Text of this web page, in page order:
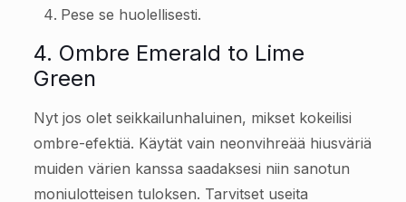
Pese se huolellisesti.
4. Ombre Emerald to Lime
Green
Nyt jos olet seikkailunhaluinen, mikset kokeilisi
ombre-efektiä. Käytät vain neonvihreää hiusväriä
muiden värien kanssa saadaksesi niin sanotun
moniulotteisen tuloksen. Tarvitset useita